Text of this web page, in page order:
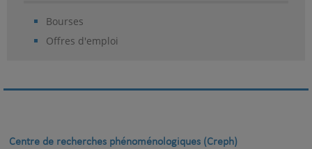
Bourses
Offres d'emploi
Centre de recherches phénoménologiques (Creph)